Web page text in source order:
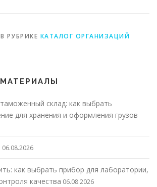
РУБРИКЕ КАТАЛОГ ОРГАНИЗАЦИЙ
склад: как выбрать
для хранения и оформления грузов
06.08.2026
как выбрать прибор для лаборатории,
качества 06.08.2026